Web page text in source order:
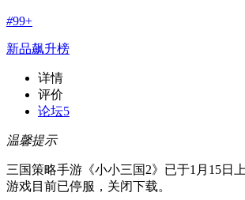
#99+
新品飙升榜
详情
评价
论坛5
温馨提示
三国策略手游《小小三国2》已于1月15日
游戏目前已停服，关闭下载。